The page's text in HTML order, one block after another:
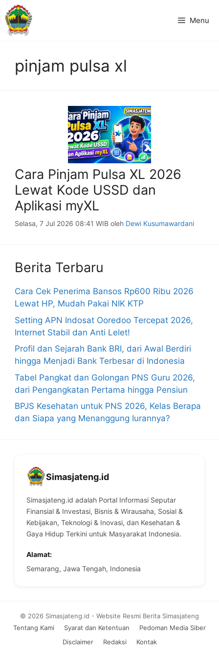
Langsung
ke
Menu
pinjam pulsa xl
Cara Pinjam Pulsa XL 2026
Lewat Kode USSD dan
Aplikasi myXL
Selasa, 7 Jul 2026 08:41 WIB oleh Dewi Kusumawardani
Berita Terbaru
Cara Cek Penerima Bansos Rp600 Ribu 2026
Lewat HP, Mudah Pakai NIK KTP
Setting APN Indosat Ooredoo Tercepat 2026,
Internet Stabil dan Anti Lelet!
Profil dan Sejarah Bank BRI, dari Awal Berdiri
hingga Menjadi Bank Terbesar di Indonesia
Tabel Pangkat dan Golongan PNS Guru 2026,
dari Pengangkatan Pertama hingga Pensiun
BPJS Kesehatan untuk PNS 2026, Kelas Berapa
dan Siapa yang Menanggung Iurannya?
Simasjateng.id
Simasjateng.id adalah Portal Informasi Seputar
Finansial & Investasi, Bisnis & Wirausaha, Sosial &
Kebijakan, Teknologi & Inovasi, dan Kesehatan &
Gaya Hidup Terkini untuk Masyarakat Indonesia.
Alamat:
Semarang, Jawa Tengah, Indonesia
Tentang Kami Syarat dan Ketentuan
Pedoman Media Siber
Disclaimer
Redaksi Kontak
© 2026 Simasjateng.id - Website Resmi Berita Simasjateng